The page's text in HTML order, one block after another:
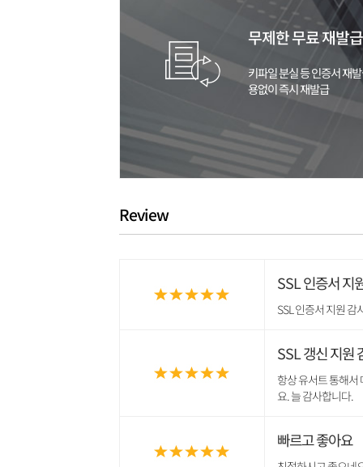
무제한 무료 재발
키파일 분실 등 인증서 재
용없이 즉시 재발급
Review
SSL 인증서 지
SSL 인증서 지원
SSL 갱신 지원
항상 유서트 통해서
요. 늘 감사합니다.
빠르고 좋아요